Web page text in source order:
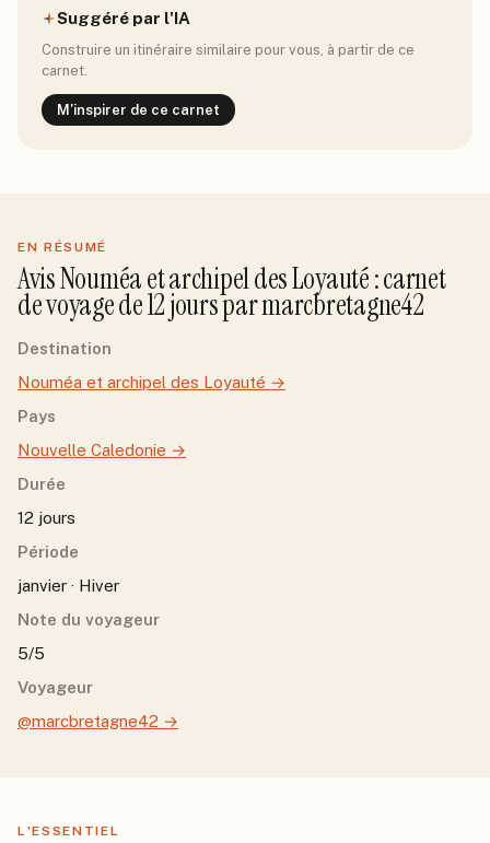
Suggéré par l'IA
Construire un itinéraire similaire pour vous, à partir de ce
carnet.
M'inspirer de ce carnet
EN RÉSUMÉ
AvisNouméa et archipel des Loyauté: carnet
de voyage de12joursparmarcbretagne42
Destination
Nouméa et archipel des Loyauté →
Pays
Nouvelle Caledonie →
Durée
12 jours
Période
janvier · Hiver
Note du voyageur
5/5
Voyageur
@marcbretagne42 →
L'ESSENTIEL